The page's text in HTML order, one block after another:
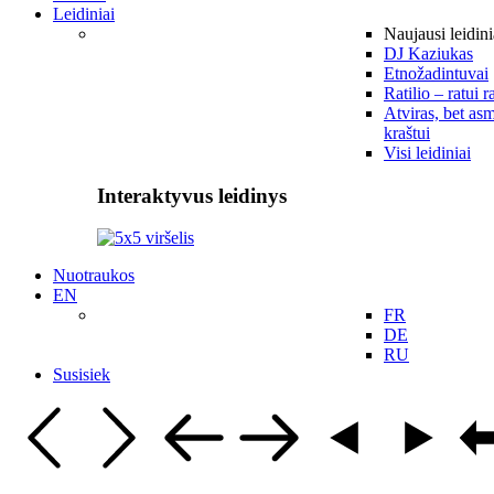
Leidiniai
Naujausi
DJ Kaziukas
Etnožadintuvai
Ratilio – ratui
Atviras, bet
kraštui
Visi leidiniai
Interaktyvus leidinys
Nuotraukos
EN
FR
DE
RU
Susisiek